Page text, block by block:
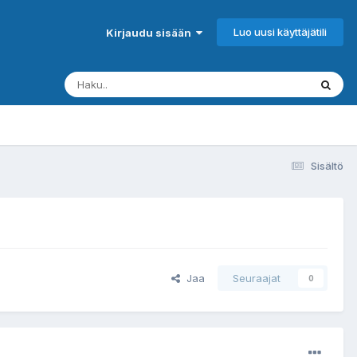
Kirjaudu sisään Luo uusi käyttäjätili
Sisältö
Jaa Seuraajat 0